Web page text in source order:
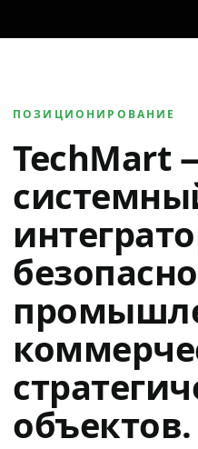
ПОЗИЦИОНИРОВАНИЕ
TechMart
объектов.